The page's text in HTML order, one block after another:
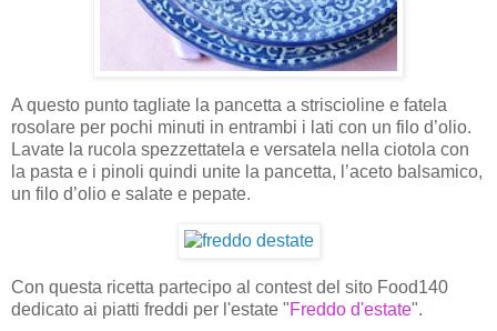
A questo punto tagliate la pancetta a striscioline e fatela
rosolare per pochi minuti in entrambi i lati con un filo d’olio.
Lavate la rucola spezzettatela e versatela nella ciotola con
la pasta e i pinoli quindi unite la pancetta, l’aceto balsamico,
un filo d’olio e salate e pepate.
Con questa ricetta partecipo al contest del sito Food140
dedicato ai piatti freddi per l'estate "Freddo d'estate".